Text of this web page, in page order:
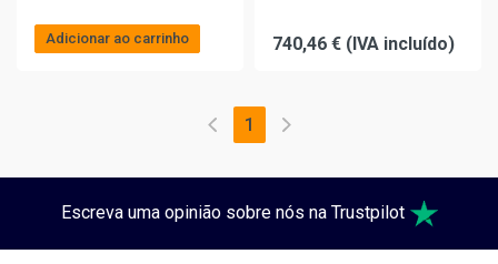
Adicionar ao carrinho 740,46 € (IVA incluído)
1
Escreva uma opinião sobre nós na Trustpilot